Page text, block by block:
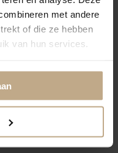
met andere
of die ze hebben
van hun services.